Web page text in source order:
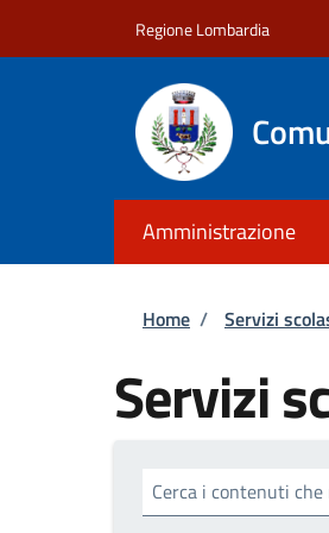
Regione Lombardia
Amministrazione
Briciole
Home / Servizi
Servizi
Cerca i contenuti